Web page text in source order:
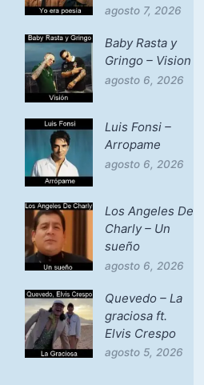
agosto 7, 2026
Baby Rasta y
Gringo – Vision
agosto 6, 2026
Luis Fonsi –
Arropame
agosto 6, 2026
Los Angeles De
Charly – Un
sueño
agosto 6, 2026
Quevedo – La
graciosa ft.
Elvis Crespo
agosto 5, 2026